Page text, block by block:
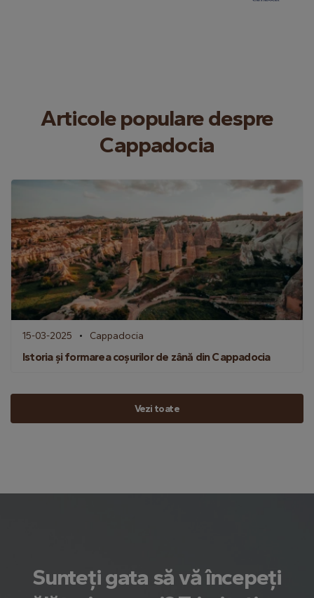
Articole populare despre
Cappadocia
15-03-2025 Cappadocia
Istoria și formarea coșurilor de zână din Cappadocia
Vezi toate
Sunteți gata să vă începeți